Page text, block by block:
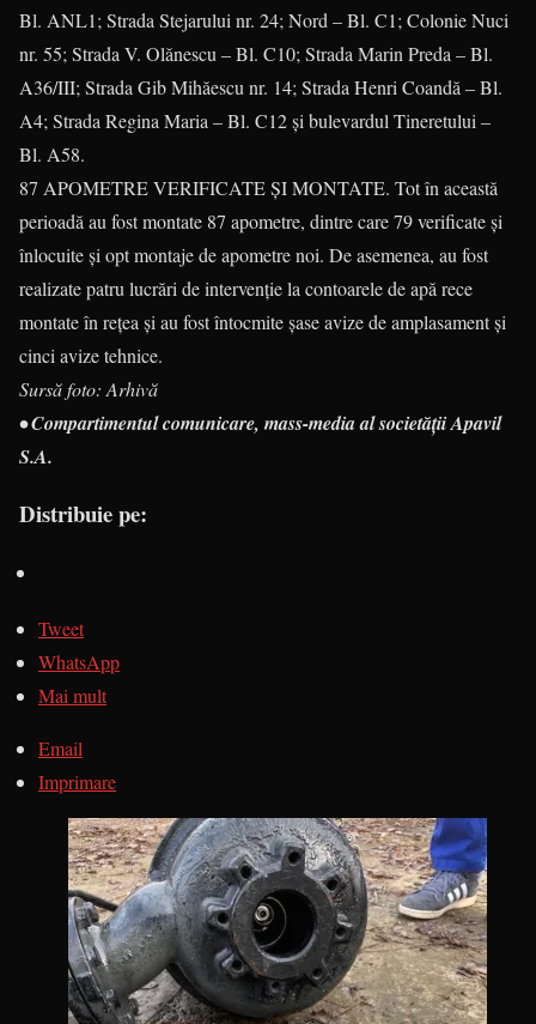
Bl. ANL1; Strada Stejarului nr. 24; Nord – Bl. C1; Colonie Nuci
nr. 55; Strada V. Olănescu – Bl. C10; Strada Marin Preda – Bl.
A36/III; Strada Gib Mihăescu nr. 14; Strada Henri Coandă – Bl.
A4; Strada Regina Maria – Bl. C12 și bulevardul Tineretului –
Bl. A58.
87 APOMETRE VERIFICATE ŞI MONTATE. Tot în această
perioadă au fost montate 87 apometre, dintre care 79 verificate și
înlocuite și opt montaje de apometre noi. De asemenea, au fost
realizate patru lucrări de intervenție la contoarele de apă rece
montate în rețea și au fost întocmite șase avize de amplasament și
cinci avize tehnice.
Sursă foto: Arhivă
• Compartimentul comunicare, mass-media al societății Apavil
S.A.
Distribuie pe:
Tweet
WhatsApp
Mai mult
Email
Imprimare